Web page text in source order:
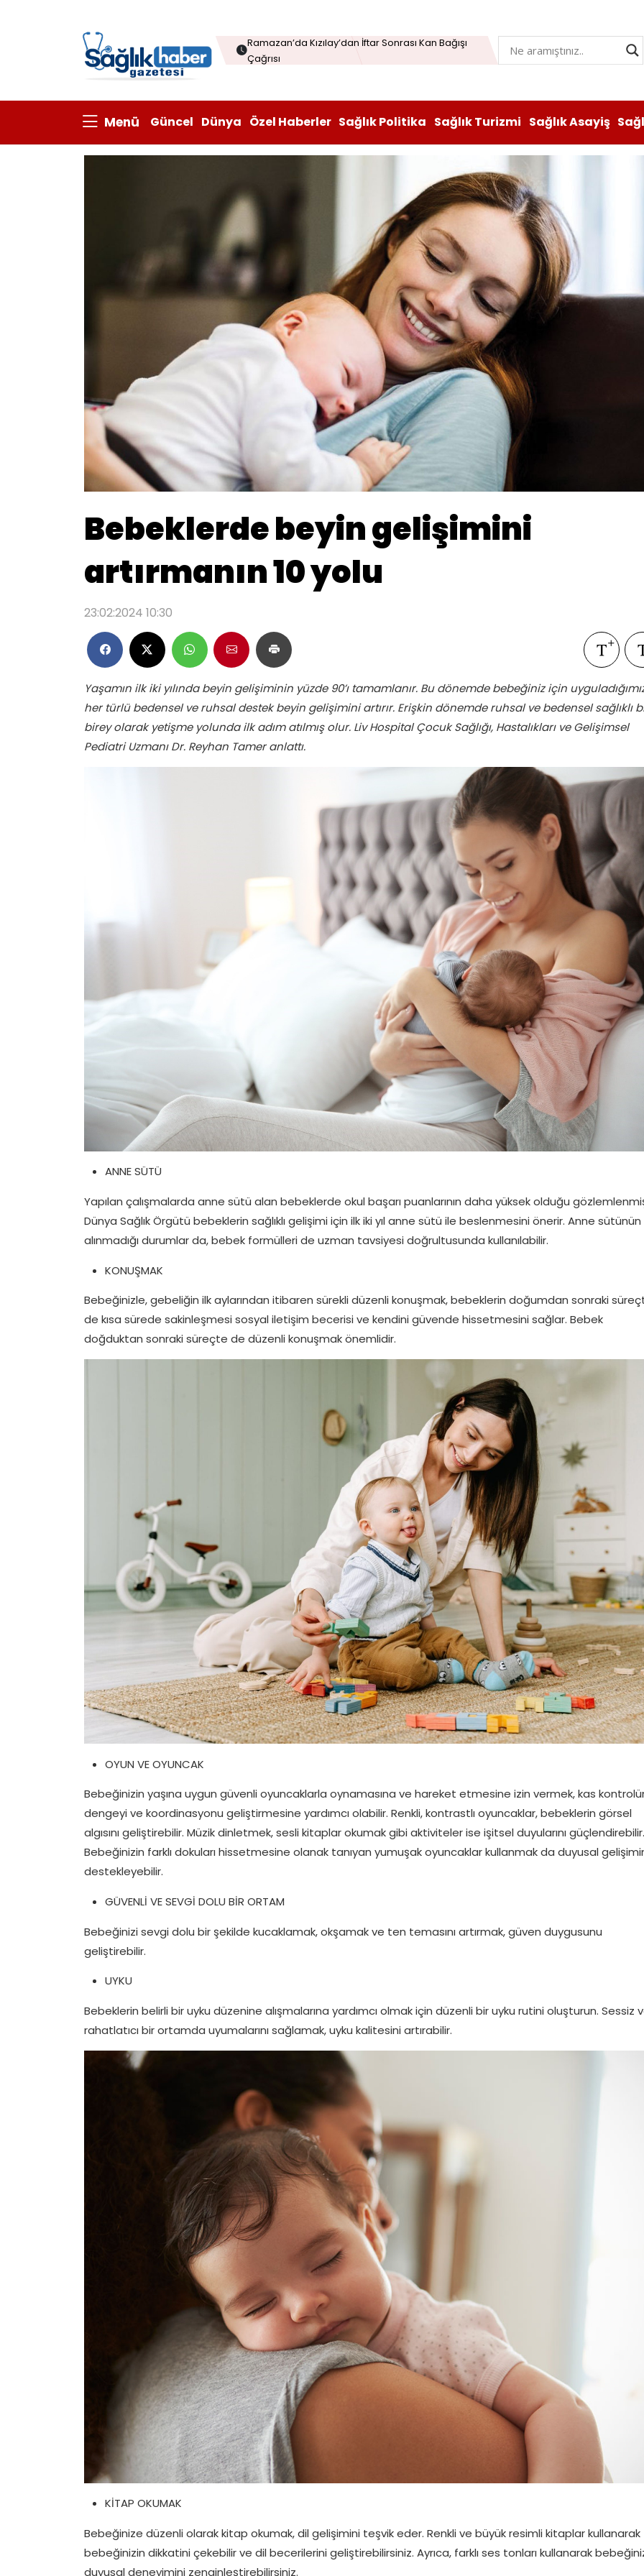
Ramazan’da Kızılay’dan İftar Sonrası Kan Bağışı
Çağrısı
Menü Güncel Dünya Özel Haberler Sağlık Politika Sağlık Turizmi Sağlık Asayiş
Bebeklerde beyin gelişimini
artırmanın 10 yolu
23:02:2024 10:30
Yaşamın ilk iki yılında beyin gelişiminin yüzde 90’ı tamamlanır. Bu dönemde bebeğiniz için
her türlü bedensel ve ruhsal destek beyin gelişimini artırır. Erişkin dönemde ruhsal ve bedensel sağlıklı
birey olarak yetişme yolunda ilk adım atılmış olur. Liv Hospital Çocuk Sağlığı, Hastalıkları ve Gelişimsel
Pediatri Uzmanı Dr. Reyhan Tamer anlattı.
ANNE SÜTÜ
Yapılan çalışmalarda anne sütü alan bebeklerde okul başarı puanlarının daha yüksek olduğu
Dünya Sağlık Örgütü bebeklerin sağlıklı gelişimi için ilk iki yıl anne sütü ile beslenmesini önerir. Anne sütünün
alınmadığı durumlar da, bebek formülleri de uzman tavsiyesi doğrultusunda kullanılabilir.
KONUŞMAK
Bebeğinizle, gebeliğin ilk aylarından itibaren sürekli düzenli konuşmak, bebeklerin doğumdan sonraki
de kısa sürede sakinleşmesi sosyal iletişim becerisi ve kendini güvende hissetmesini sağlar. Bebek
doğduktan sonraki süreçte de düzenli konuşmak önemlidir.
OYUN VE OYUNCAK
Bebeğinizin yaşına uygun güvenli oyuncaklarla oynamasına ve hareket etmesine izin vermek, kas
dengeyi ve koordinasyonu geliştirmesine yardımcı olabilir. Renkli, kontrastlı oyuncaklar, bebeklerin görsel
algısını geliştirebilir. Müzik dinletmek, sesli kitaplar okumak gibi aktiviteler ise işitsel duyularını güçlendirebilir.
Bebeğinizin farklı dokuları hissetmesine olanak tanıyan yumuşak oyuncaklar kullanmak da duyusal
destekleyebilir.
GÜVENLİ VE SEVGİ DOLU BİR ORTAM
Bebeğinizi sevgi dolu bir şekilde kucaklamak, okşamak ve ten temasını artırmak, güven duygusunu
geliştirebilir.
UYKU
Bebeklerin belirli bir uyku düzenine alışmalarına yardımcı olmak için düzenli bir uyku rutini oluşturun. Sessiz
rahatlatıcı bir ortamda uyumalarını sağlamak, uyku kalitesini artırabilir.
KİTAP OKUMAK
Bebeğinize düzenli olarak kitap okumak, dil gelişimini teşvik eder. Renkli ve büyük resimli kitaplar kullanarak
bebeğinizin dikkatini çekebilir ve dil becerilerini geliştirebilirsiniz. Ayrıca, farklı ses tonları kullanarak
duyusal deneyimini zenginleştirebilirsiniz.